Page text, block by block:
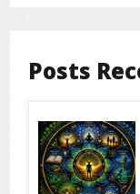
Posts